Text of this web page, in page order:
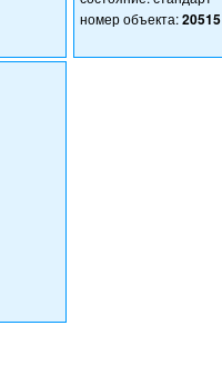
номер объекта:20515